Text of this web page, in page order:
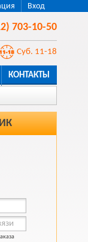
Вход
703-10-50
Суб. 11-18
КОНТАКТЫ